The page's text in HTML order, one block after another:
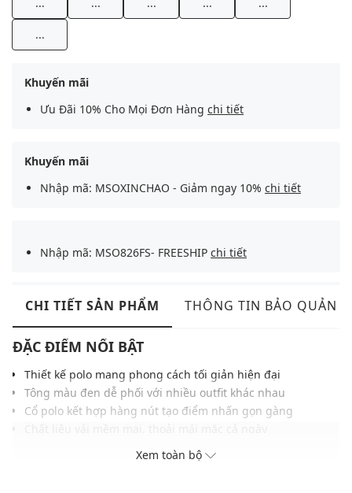
...
Khuyến mãi
Ưu Đãi 10% Cho Mọi Đơn Hàng chi tiết
Khuyến mãi
Nhập mã: MSOXINCHAO - Giảm ngay 10% chi tiết
Nhập mã: MSO826FS- FREESHIP chi tiết
CHI TIẾT SẢN PHẨM THÔNG TIN BẢO QUẢN
ĐẶC ĐIỂM NỔI BẬT
Thiết kế polo mang phong cách tối giản hiện đại
Tông màu đen dễ phối với nhiều outfit khác nhau
Cổ polo kết hợp hàng nút tạo điểm nhấn gọn gàng
Phom suông rộng, phù hợp nhiều dáng người
Tay ngắn linh hoạt trong sinh hoạt thường ngày
Xem toàn bộ